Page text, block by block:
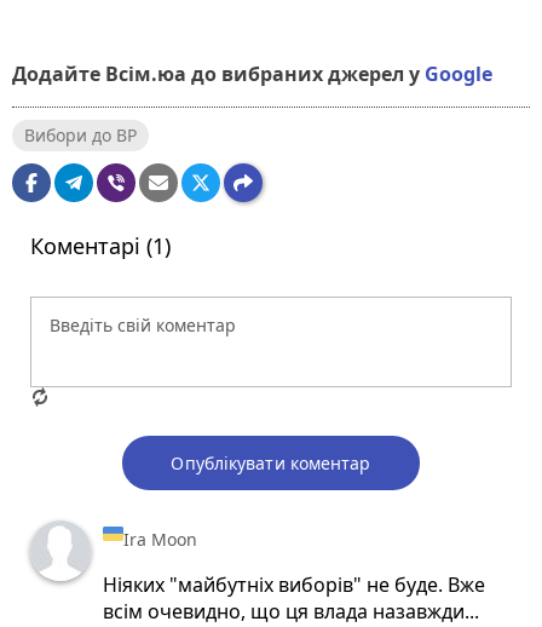
Додайте Всім.юа до вибраних джерел у Google
Вибори до ВР
Коментарі (1)
Опублікувати коментар
Ira Moon
Ніяких "майбутніх виборів" не буде. Вже
всім очевидно, що ця влада назавжди...